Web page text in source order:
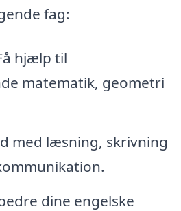
fag:
hjælp til
matematik, geometri
med læsning, skrivning
dine engelske